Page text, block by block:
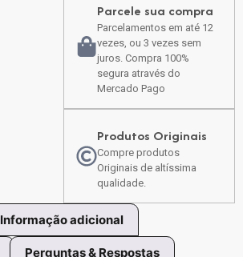
Parcele sua compra
Parcelamentos em até 12
vezes, ou 3 vezes sem
juros. Compra 100%
segura através do
Mercado Pago
Produtos Originais
Compre produtos
Originais de altíssima
qualidade.
Informação adicional
Perguntas & Respostas